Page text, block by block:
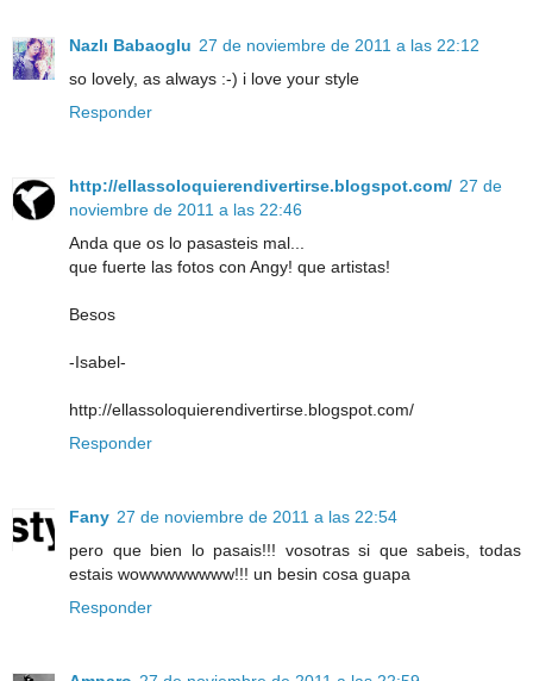
Nazlı Babaoglu 27 de noviembre de 2011 a las 22:12
so lovely, as always :-) i love your style
Responder
http://ellassoloquierendivertirse.blogspot.com/ 27 de
noviembre de 2011 a las 22:46
Anda que os lo pasasteis mal...
que fuerte las fotos con Angy! que artistas!
Besos
-Isabel-
http://ellassoloquierendivertirse.blogspot.com/
Responder
Fany 27 de noviembre de 2011 a las 22:54
pero que bien lo pasais!!! vosotras si que sabeis, todas
estais wowwwwwwww!!! un besin cosa guapa
Responder